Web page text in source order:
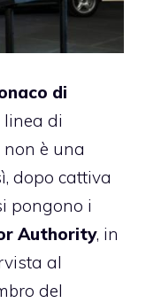
di
di
è una
dopo cattiva
pongono i
Authority, in
al
del